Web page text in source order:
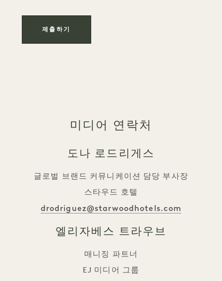
미디어 연락처
도나 로드리게스
글로벌 브랜드 커뮤니케이션 담당 부사장
스타우드 호텔
drodriguez@starwoodhotels.com
엘리자베스 트라우브
매니징 파트너
EJ 미디어 그룹